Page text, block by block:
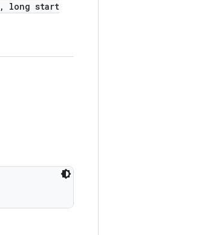
,
long start